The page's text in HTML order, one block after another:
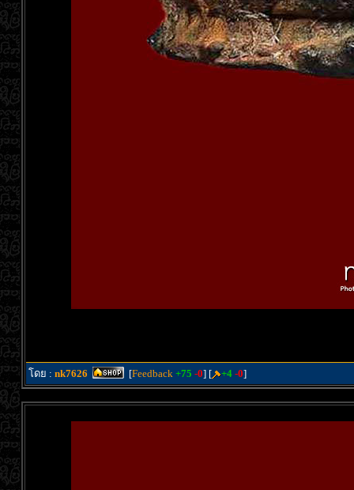
โดย : nk7626 [Feedback +75 -0] [ +4 -0]